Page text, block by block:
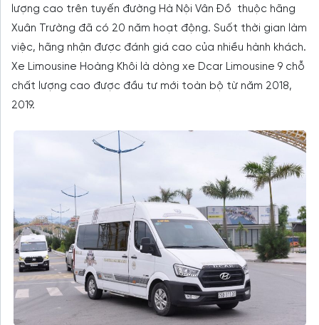
lượng cao trên tuyến đường Hà Nội Vân Đồ thuộc hãng
Xuân Trường đã có 20 năm hoạt động. Suốt thời gian làm
việc, hãng nhận được đánh giá cao của nhiều hành khách.
Xe Limousine Hoàng Khôi là dòng xe Dcar Limousine 9 chỗ
chất lượng cao được đầu tư mới toàn bộ từ năm 2018,
2019.